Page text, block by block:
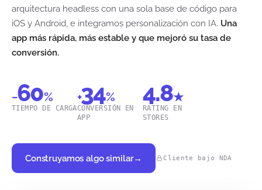
arquitectura headless con una sola base de código para
iOS y Android, e integramos personalización con IA. Una
app más rápida, más estable y que mejoró su tasa de
conversión.
−60%
TIEMPO DE CARGA
+34%
CONVERSIÓN EN
APP
4.8★
RATING EN
STORES
Construyamos algo similar→ Cliente bajo NDA